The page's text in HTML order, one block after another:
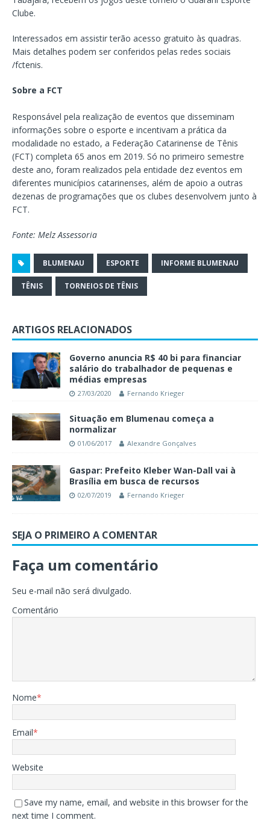
Clube.
Interessados em assistir terão acesso gratuito às quadras.
Mais detalhes podem ser conferidos pelas redes sociais
/fctenis.
Sobre a FCT
Responsável pela realização de eventos que disseminam
informações sobre o esporte e incentivam a prática da
modalidade no estado, a Federação Catarinense de Tênis
(FCT) completa 65 anos em 2019. Só no primeiro semestre
deste ano, foram realizados pela entidade dez eventos em
diferentes municípios catarinenses, além de apoio a outras
dezenas de programações que os clubes desenvolvem junto à
FCT.
Fonte: Melz Assessoria
BLUMENAU ESPORTE INFORME BLUMENAU
TÊNIS TORNEIOS DE TÊNIS
ARTIGOS RELACIONADOS
Governo anuncia R$ 40 bi para financiar
salário do trabalhador de pequenas e
médias empresas
27/03/2020 Fernando Krieger
Situação em Blumenau começa a
normalizar
01/06/2017 Alexandre Gonçalves
Gaspar: Prefeito Kleber Wan-Dall vai à
Brasília em busca de recursos
02/07/2019 Fernando Krieger
SEJA O PRIMEIRO A COMENTAR
Faça um comentário
Seu e-mail não será divulgado.
Comentário
Nome*
Email*
Website
Save my name, email, and website in this browser for the
next time I comment.